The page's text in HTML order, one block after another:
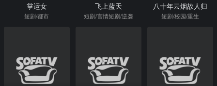
掌运女
短剧/都市
飞上蓝天
短剧/言情短剧/逆袭
八十年云烟故人归
短剧/校园/重生